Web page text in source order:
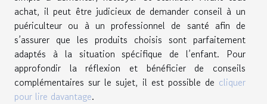
achat, il peut être judicieux de demander conseil à un
puériculteur ou à un professionnel de santé afin de
s’assurer que les produits choisis sont parfaitement
adaptés à la situation spécifique de l’enfant. Pour
approfondir la réflexion et bénéficier de conseils
complémentaires sur le sujet, il est possible de cliquer
pour lire davantage.